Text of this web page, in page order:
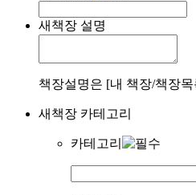
새책장 설명
책장설명은 [내 책장/책장
새책장 카테고리
카테고리